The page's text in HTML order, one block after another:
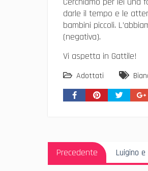
darle il tempo e le
bambini piccoli.
(negativa).
Vi aspetta in Gattile!
Adottati
Navigazione
articoli
Precedente
Articolo
Luigino e